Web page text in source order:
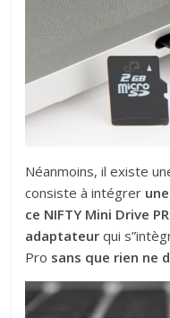
Néanmoins, il existe
consiste à intégrer
ce NIFTY Mini Drive
adaptateur qui
Pro sans que rien ne